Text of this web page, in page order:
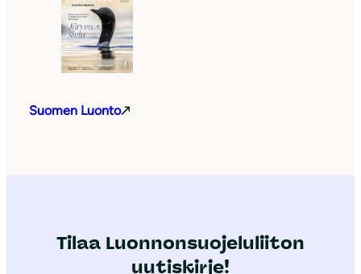
Suomen Luonto
Tilaa Luonnonsuojeluliiton
uutiskirje!